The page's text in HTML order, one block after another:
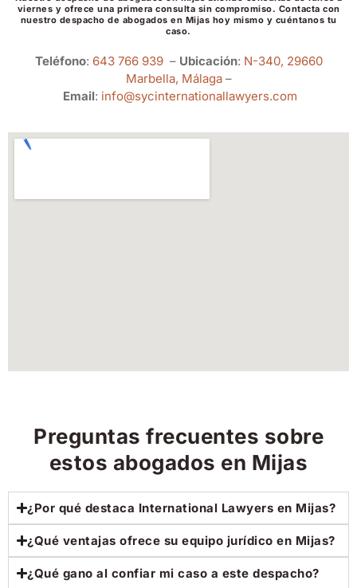
viernes y ofrece una primera consulta sin compromiso. Contacta con
nuestro despacho de abogados en Mijas hoy mismo y cuéntanos tu
caso.
Teléfono: 643 766 939– Ubicación: N-340, 29660
Marbella, Málaga–
Email: info@sycinternationallawyers.com
Preguntas frecuentes sobre
estos abogados en Mijas
¿Por qué destaca International Lawyers en Mijas?
¿Qué ventajas ofrece su equipo jurídico en Mijas?
¿Qué gano al confiar mi caso a este despacho?